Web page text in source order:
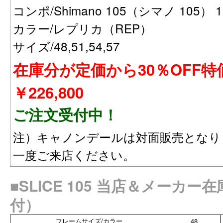
コンポ/Shimano 105（シマノ 105）
カラー/レプリカ（REP）
サイズ/48,51,54,57
在庫分が定価から30％OFF
￥226,800
ご注文受付中！
注）キャノンデールは対面販売とな
一度ご来店ください。
■SLICE 105 当店＆メーカー
付）
フレームサイズ/カラー 48